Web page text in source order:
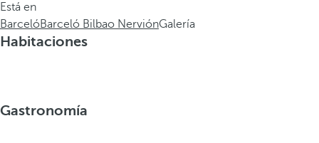
Está en
BarcelóBarceló Bilbao NerviónGalería
Habitaciones
Gastronomía